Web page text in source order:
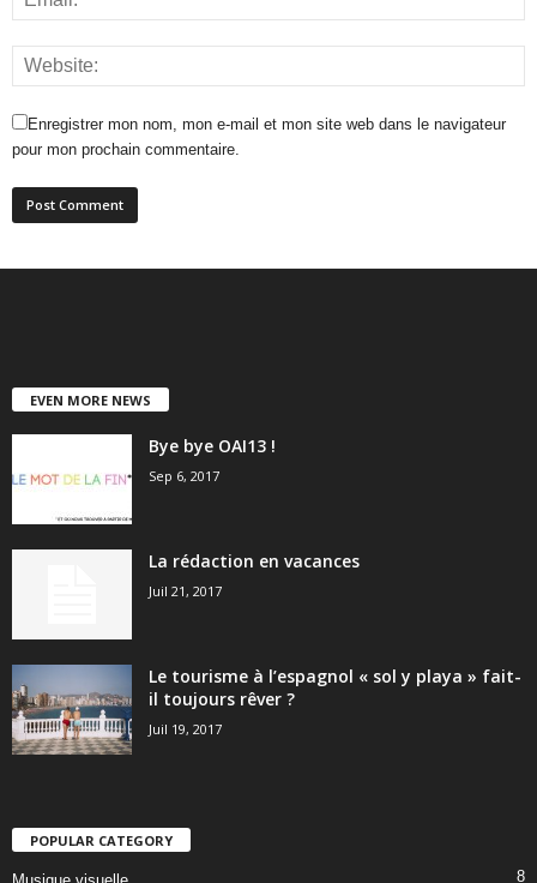
Enregistrer mon nom, mon e-mail et mon site web dans le navigateur
pour mon prochain commentaire.
EVEN MORE NEWS
Bye bye OAI13 !
Sep 6, 2017
La rédaction en vacances
Juil 21, 2017
Le tourisme à l’espagnol « sol y playa » fait-
il toujours rêver ?
Juil 19, 2017
POPULAR CATEGORY
8